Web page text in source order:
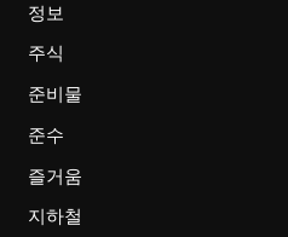
정보
주식
준비물
준수
즐거움
지하철